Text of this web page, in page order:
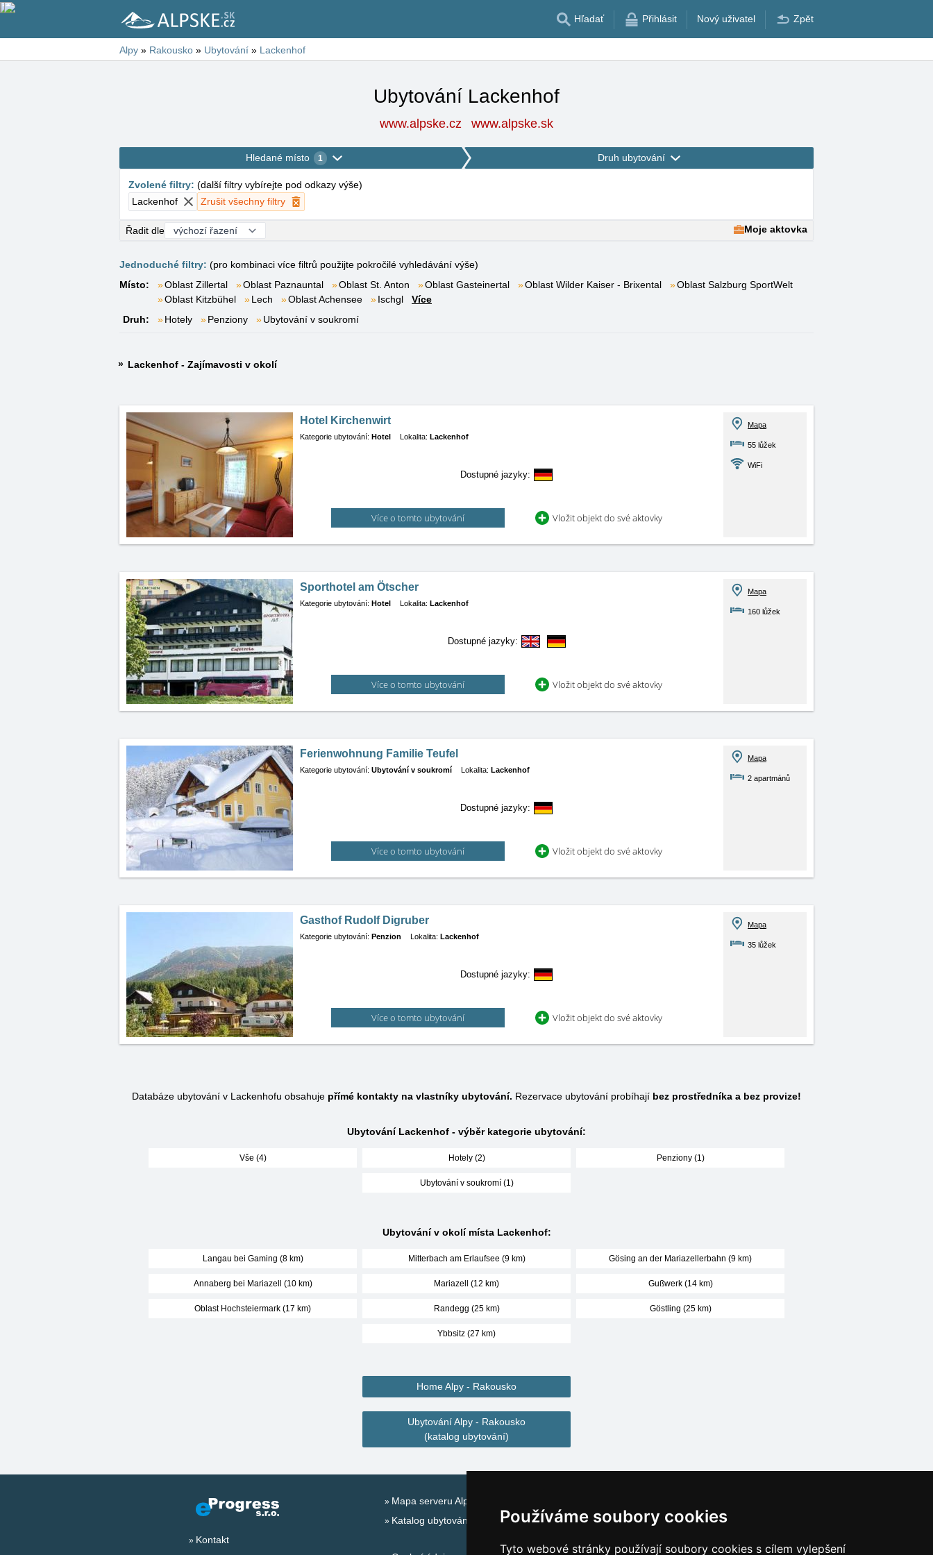
Používáme soubory cookies
Tyto webové stránky používají soubory cookies s cílem vylepšení
Hľadať Přihlásit Nový uživatel Zpět
Alpy » Rakousko » Ubytování » Lackenhof
Ubytování Lackenhof
www.alpske.cz www.alpske.sk
Hledané místo 1 Druh ubytování
Zvolené filtry: (další filtry vybírejte pod odkazy výše)
Lackenhof
Zrušit všechny filtry
Řadit dle Moje aktovka
Jednoduché filtry: (pro kombinaci více filtrů použijte pokročilé vyhledávání výše)
Místo:
Oblast Zillertal Oblast Paznauntal Oblast St. Anton Oblast Gasteinertal Oblast Wilder Kaiser - Brixental
Oblast Salzburg SportWelt
Oblast Kitzbühel
Lech Oblast Achensee Ischgl
Více
Druh:
Hotely Penziony Ubytování v soukromí
Lackenhof - Zajímavosti v okolí
Hotel Kirchenwirt
Kategorie ubytování: Hotel Lokalita: Lackenhof
Dostupné jazyky:
Více o tomto ubytování Vložit objekt do své aktovky
Mapa
55 lůžek
WiFi
Sporthotel am Ötscher
Kategorie ubytování: Hotel Lokalita: Lackenhof
Dostupné jazyky:
Více o tomto ubytování Vložit objekt do své aktovky
Mapa
160 lůžek
Ferienwohnung Familie Teufel
Kategorie ubytování: Ubytování v soukromí Lokalita: Lackenhof
Dostupné jazyky:
Více o tomto ubytování Vložit objekt do své aktovky
Mapa
2 apartmánů
Gasthof Rudolf Digruber
Kategorie ubytování: Penzion Lokalita: Lackenhof
Dostupné jazyky:
Více o tomto ubytování Vložit objekt do své aktovky
Mapa
35 lůžek
Databáze ubytování v Lackenhofu obsahuje přímé kontakty na vlastníky ubytování. Rezervace ubytování probíhají bez prostředníka a bez provize!
Ubytování Lackenhof - výběr kategorie ubytování:
Vše (4) Hotely (2) Penziony (1)
Ubytování v soukromí (1)
Ubytování v okolí místa Lackenhof:
Langau bei Gaming (8 km) Mitterbach am Erlaufsee (9 km) Gösing an der Mariazellerbahn (9 km)
Annaberg bei Mariazell (10 km) Mariazell (12 km) Gußwerk (14 km)
Oblast Hochsteiermark (17 km) Randegg (25 km) Göstling (25 km)
Ybbsitz (27 km)
Home Alpy - Rakousko
Ubytování Alpy - Rakousko
(katalog ubytování)
Kontakt
Mapa serveru Alpy - Rakousko
Katalog ubytování
České hory